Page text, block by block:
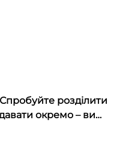
розділити
окремо – ви